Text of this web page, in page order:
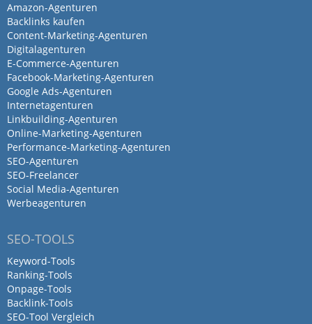
Amazon-Agenturen
Backlinks kaufen
Content-Marketing-Agenturen
Digitalagenturen
E-Commerce-Agenturen
Facebook-Marketing-Agenturen
Google Ads-Agenturen
Internetagenturen
Linkbuilding-Agenturen
Online-Marketing-Agenturen
Performance-Marketing-Agenturen
SEO-Agenturen
SEO-Freelancer
Social Media-Agenturen
Werbeagenturen
SEO-TOOLS
Keyword-Tools
Ranking-Tools
Onpage-Tools
Backlink-Tools
SEO-Tool Vergleich